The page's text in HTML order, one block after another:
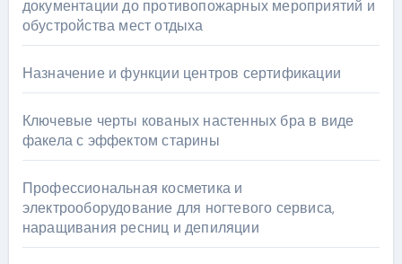
документации до противопожарных мероприятий и
обустройства мест отдыха
Назначение и функции центров сертификации
Ключевые черты кованых настенных бра в виде
факела с эффектом старины
Профессиональная косметика и
электрооборудование для ногтевого сервиса,
наращивания ресниц и депиляции